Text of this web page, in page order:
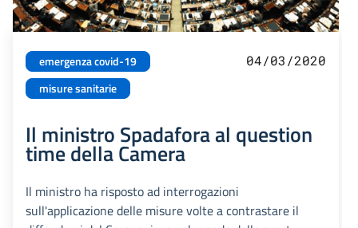
emergenza covid-19
misure sanitarie
04/03/2020
Il ministro Spadafora al question
time della Camera
Il ministro ha risposto ad interrogazioni
sull'applicazione delle misure volte a contrastare il